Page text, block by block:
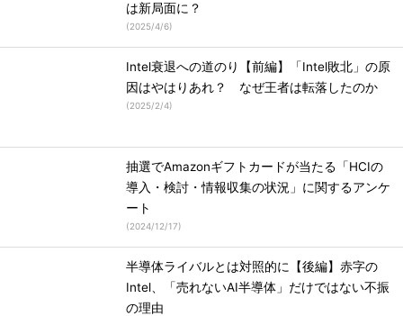
は新局面に？
(2025/4/6)
Intel衰退への道のり【前編】「Intel敗北」の原
因はやはりあれ？ なぜ王者は転落したのか
(2025/2/4)
抽選でAmazonギフトカードが当たる「HCIの
導入・検討・情報収集の状況」に関するアンケ
ート
(2024/12/17)
半導体ライバルとは対照的に【後編】赤字の
Intel、「売れないAI半導体」だけではない不振
の理由